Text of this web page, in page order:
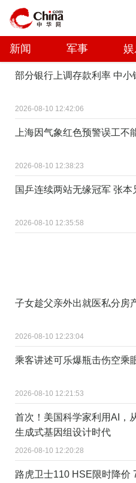
新闻 军事
部分银行上调存款利率 中小
2026-08-10 12:42:06
上海因气象红色预警误工
2026-08-10 12:38:23
国乒连续两站无缘冠军 张本
2026-08-10 12:35:58
子女趁父亲外出就医私分房
2026-08-10 12:23:04
乘客讲述可乐爆瓶击伤空乘
2026-08-10 12:21:53
首次！美国科学家利用AI，
生成式基因组设计时代
2026-08-10 12:20:28
路虎卫士110 HSE限时降价